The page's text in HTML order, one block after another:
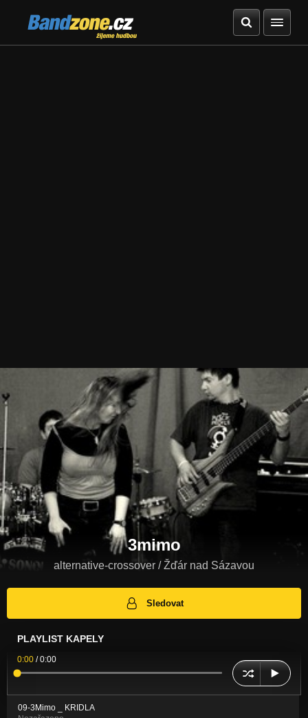
Bandzone.cz
žijeme hudbou
3mimo
alternative-crossover / Žďár nad Sázavou
Sledovat
PLAYLIST KAPELY
0:00 /0:00
09-3Mimo _ KRIDLA